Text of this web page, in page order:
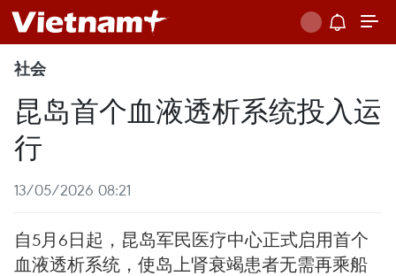
社会
昆岛首个血液透析系统投入运
行
13/05/2026 08:21
自5月6日起，昆岛军民医疗中心正式启用首个
血液透析系统，使岛上肾衰竭患者无需再乘船